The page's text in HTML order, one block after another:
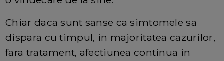
Chiar daca sunt sanse ca simtomele sa
dispara cu timpul, in majoritatea cazurilor,
fara tratament, afectiunea continua in